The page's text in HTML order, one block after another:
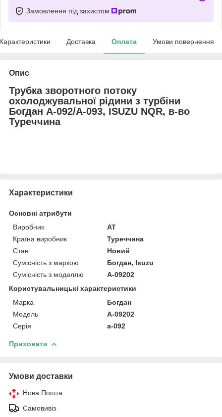
Замовлення під захистом
Доставка Оплата Умови повернення
Опис
Трубка зворотного потоку
охолоджувальної рідини з турбіни
Богдан А-092/А-093, ISUZU NQR, в-во
Туреччина
Характеристики
Основні атрибути
Виробник
AT
Країна виробник
Туреччина
Стан
Новий
Сумісність з маркою
Богдан, Isuzu
Сумісність з моделлю
А-09202
Користувальницькі характеристики
Марка
Богдан
Модель
А-09202
Серія
а-092
Приховати
Умови доставки
Нова Пошта
Самовивіз